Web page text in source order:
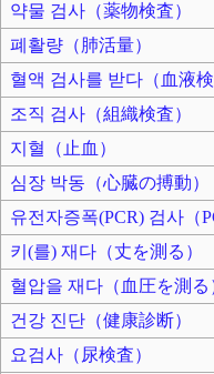
약물 검사（薬物検査）
폐활량（肺活量）
혈액 검사를 받다（血液
조직 검사（組織検査）
지혈（止血）
심장 박동（心臓の搏動）
유전자증폭(PCR) 검사（
키(를) 재다（丈を測る）
혈압을 재다（血圧を測る
건강 진단（健康診断）
요검사（尿検査）